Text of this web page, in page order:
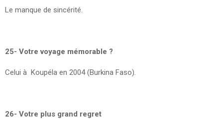
Le manque de sincérité.
25- Votre voyage mémorable ?
Celui à Koupéla en 2004 (Burkina Faso).
26- Votre plus grand regret